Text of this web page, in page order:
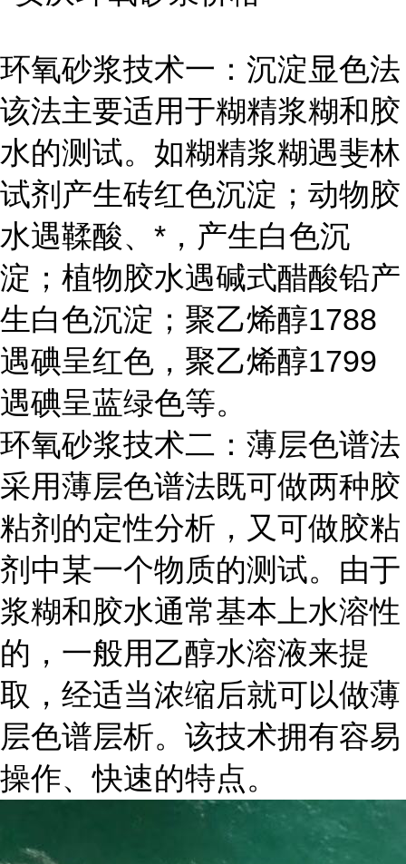
环氧砂浆技术一：沉淀显色法
该法主要适用于糊精浆糊和胶
水的测试。如糊精浆糊遇斐林
试剂产生砖红色沉淀；动物胶
水遇鞣酸、*，产生白色沉
淀；植物胶水遇碱式醋酸铅产
生白色沉淀；聚乙烯醇1788
遇碘呈红色，聚乙烯醇1799
遇碘呈蓝绿色等。
环氧砂浆技术二：薄层色谱法
采用薄层色谱法既可做两种胶
粘剂的定性分析，又可做胶粘
剂中某一个物质的测试。由于
浆糊和胶水通常基本上水溶性
的，一般用乙醇水溶液来提
取，经适当浓缩后就可以做薄
层色谱层析。该技术拥有容易
操作、快速的特点。